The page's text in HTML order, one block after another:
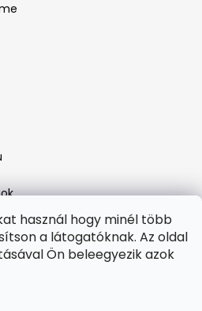
használ hogy minél több
a látogatóknak. Az oldal
Ön beleegyezik azok
biztosítunk